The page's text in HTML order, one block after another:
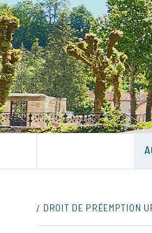
UNE VILLE DANS
DROIT DE PRÉEMPTION